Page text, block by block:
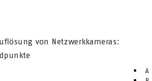
von Netzwerkkameras:
A